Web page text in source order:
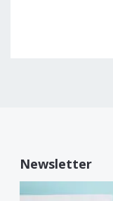
Newsletter